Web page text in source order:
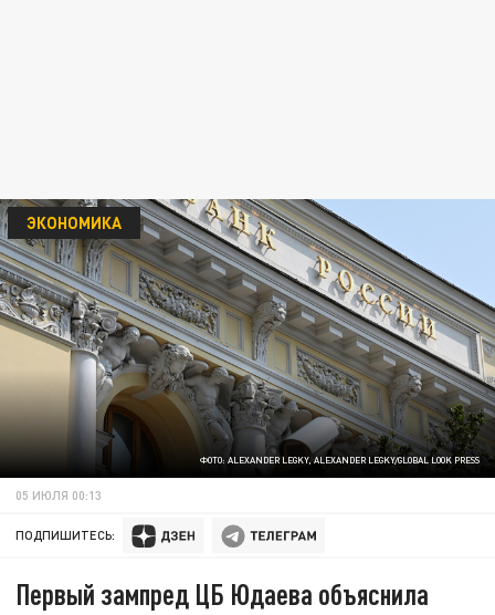
ФОТО: ALEXANDER LEGKY, ALEXANDER LEGKY/GLOBAL LOOK PRESS
ЭКОНОМИКА
05 ИЮЛЯ 00:13
ПОДПИШИТЕСЬ:
Первый зампред ЦБ Юдаева объяснила